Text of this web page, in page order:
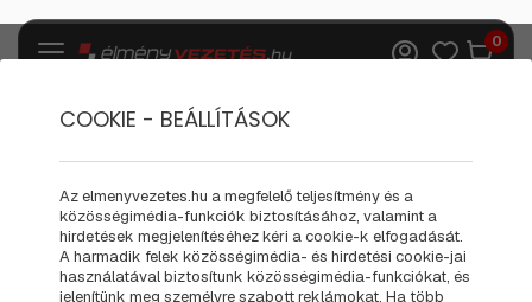
0
JUST THE REAL GENTLEMAN
DRIVES A LAMBORGHINI
COOKIE - BEÁLLÍTÁSOK
Az elmenyvezetes.hu a megfelelő teljesítmény és a
közösségimédia-funkciók biztosításához, valamint a
hirdetések megjelenítéséhez kéri a cookie-k elfogadását.
A harmadik felek közösségimédia- és hirdetési cookie-jai
használatával biztosítunk közösségimédia-funkciókat, és
jelenítünk meg személyre szabott reklámokat. Ha több